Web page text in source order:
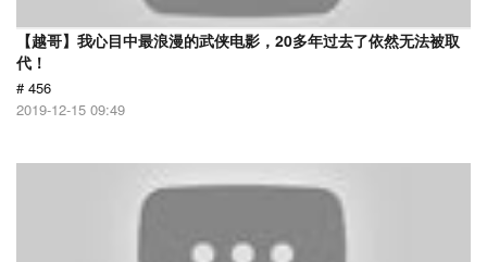
【越哥】我心目中最浪漫的武侠电影，20多年过去了依然无法被取
代！
# 456
2019-12-15 09:49